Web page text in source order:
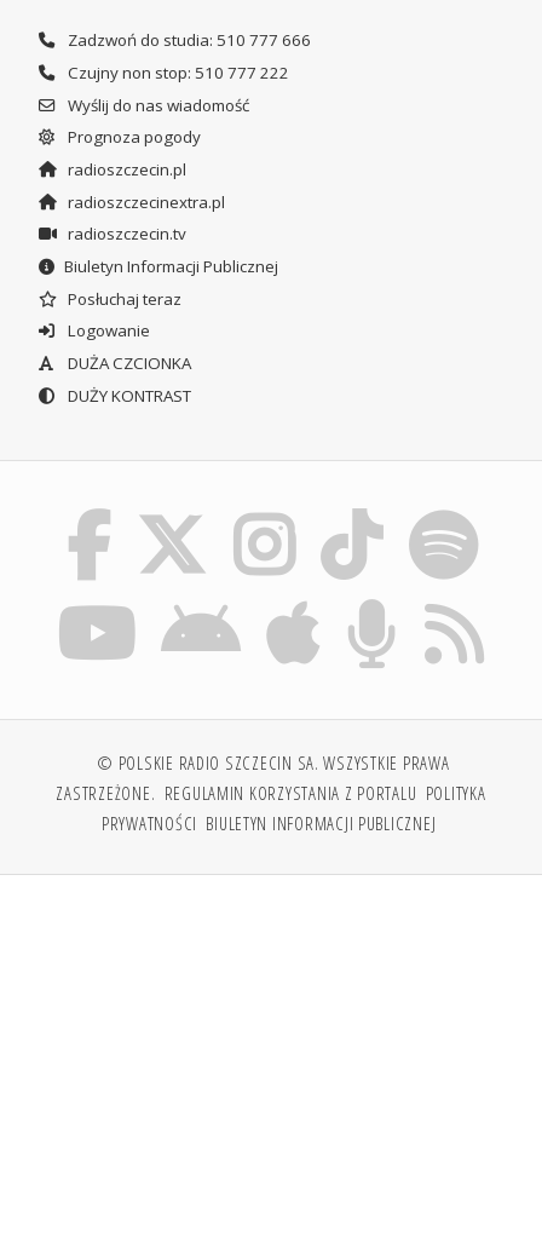
Zadzwoń do studia: 510 777 666
Czujny non stop: 510 777 222
Wyślij do nas wiadomość
Prognoza pogody
radioszczecin.pl
radioszczecinextra.pl
radioszczecin.tv
Biuletyn Informacji Publicznej
Posłuchaj teraz
Logowanie
DUŻA CZCIONKA
DUŻY KONTRAST
© POLSKIE RADIO SZCZECIN SA. WSZYSTKIE PRAWA
ZASTRZEŻONE. REGULAMIN KORZYSTANIA Z PORTALU POLITYKA
PRYWATNOŚCI BIULETYN INFORMACJI PUBLICZNEJ